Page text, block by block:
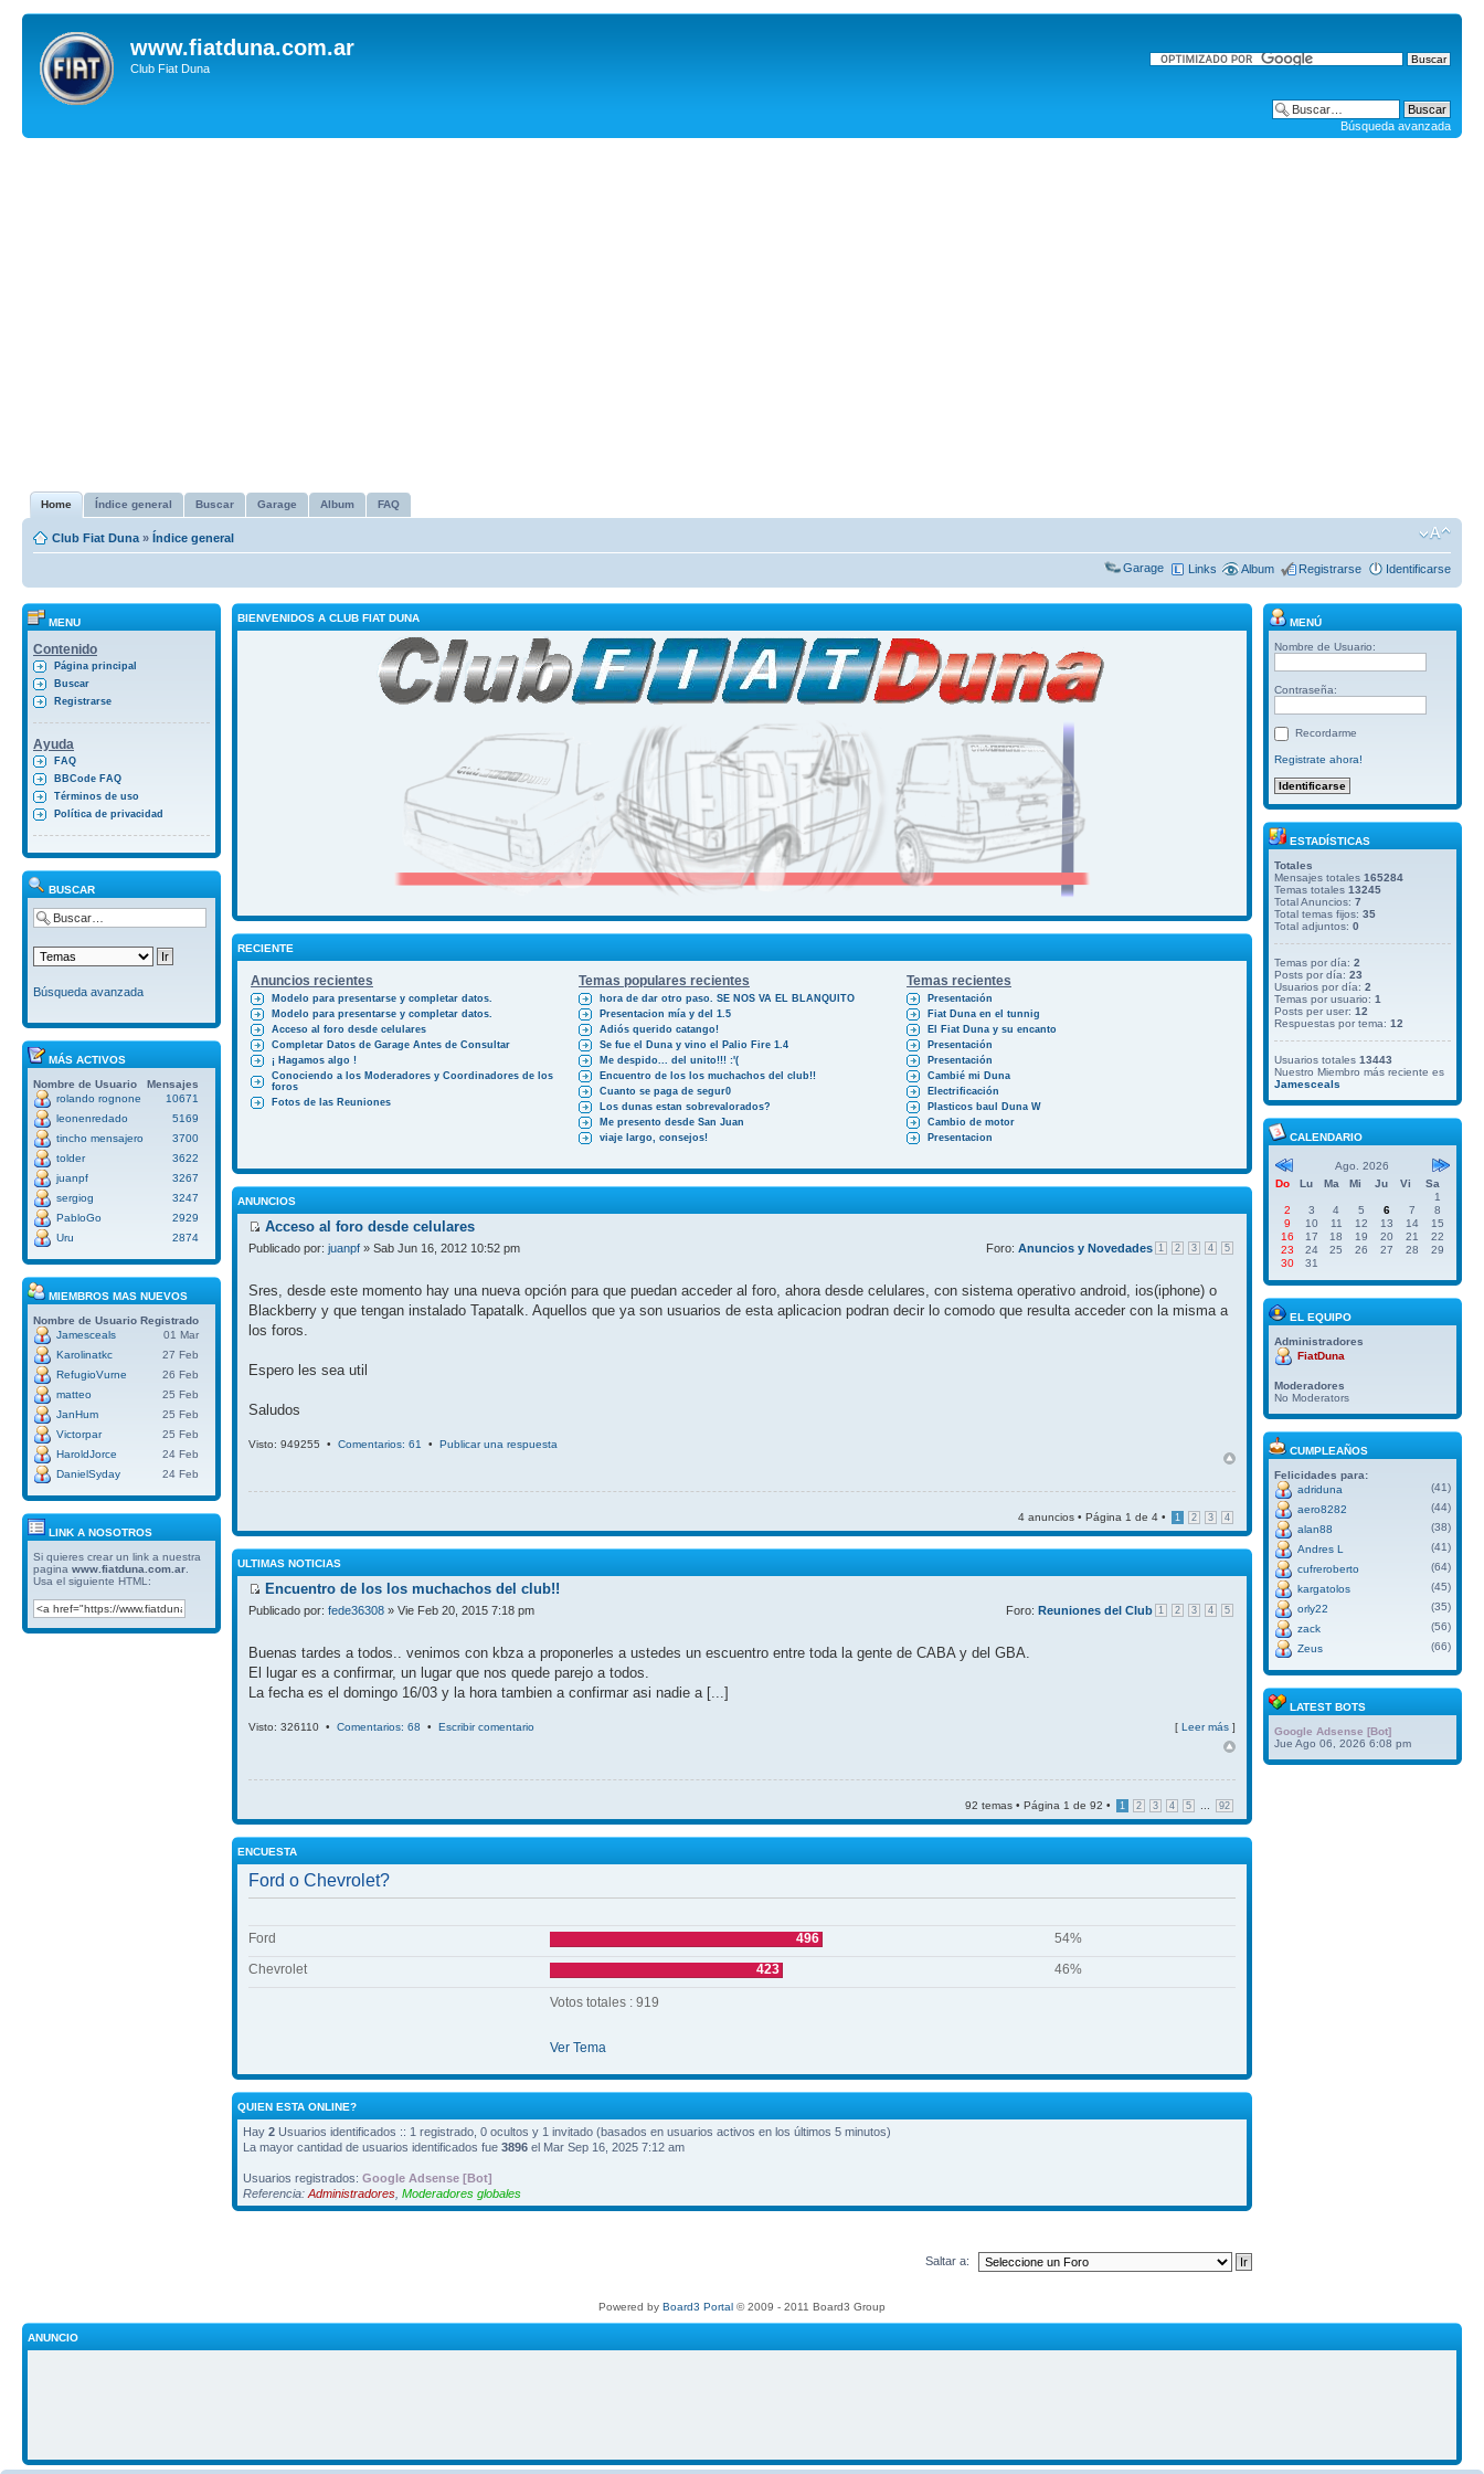
www.fiatduna.com.ar
Club Fiat Duna
Búsqueda avanzada
Home Índice general Buscar Garage Album FAQ
Club Fiat Duna » Índice general
Garage Links Album Registrarse Identificarse
MENU
Contenido
Página principal
Buscar
Registrarse
Ayuda
FAQ
BBCode FAQ
Términos de uso
Política de privacidad
BUSCAR
Búsqueda avanzada
MÁS ACTIVOS
Nombre de Usuario
Mensajes
rolando rognone
10671
leonenredado
5169
tincho mensajero
3700
tolder
3622
juanpf
3267
sergiog
3247
PabloGo
2929
Uru
2874
MIEMBROS MAS NUEVOS
Nombre de Usuario Registrado
Jamesceals
01 Mar
Karolinatkc
27 Feb
RefugioVurne
26 Feb
matteo
25 Feb
JanHum
25 Feb
Victorpar
25 Feb
HaroldJorce
24 Feb
DanielSyday
24 Feb
LINK A NOSOTROS
Si quieres crear un link a nuestra
pagina www.fiatduna.com.ar
Usa el siguiente HTML:
BIENVENIDOS A CLUB FIAT DUNA
RECIENTE
Anuncios recientes Temas populares recientes Temas recientes
Modelo para presentarse y completar datos.
Modelo para presentarse y completar datos.
Acceso al foro desde celulares
Completar Datos de Garage Antes de Consultar
¡ Hagamos algo !
Conociendo a los Moderadores y Coordinadores de los
foros
Fotos de las Reuniones
hora de dar otro paso. SE NOS VA EL BLANQUITO
Presentacion mía y del 1.5
Adiós querido catango!
Se fue el Duna y vino el Palio Fire 1.4
Me despido... del unito!!! :'(
Encuentro de los los muchachos del club!!
Cuanto se paga de segur0
Los dunas estan sobrevalorados?
Me presento desde San Juan
viaje largo, consejos!
Presentación
Fiat Duna en el tunnig
El Fiat Duna y su encanto
Presentación
Presentación
Cambié mi Duna
Electrificación
Plasticos baul Duna W
Cambio de motor
Presentacion
ANUNCIOS
Acceso al foro desde celulares
1 2 3 4 5
Publicado por: juanpf » Sab Jun 16, 2012 10:52 pm Foro: Anuncios y Novedades
Sres, desde este momento hay una nueva opción para que puedan acceder al foro, ahora desde celulares, con sistema operativo android, ios(iphone) o
Blackberry y que tengan instalado Tapatalk. Aquellos que ya son usuarios de esta aplicacion podran decir lo comodo que resulta acceder con la misma a
los foros.
Espero les sea util
Saludos
Visto: 949255 • Comentarios: 61 • Publicar una respuesta
4 anuncios • Página 1 de 4 • 1 2 3 4
ULTIMAS NOTICIAS
Encuentro de los los muchachos del club!!
1 2 3 4 5
Publicado por: fede36308 » Vie Feb 20, 2015 7:18 pm Foro: Reuniones del Club
Buenas tardes a todos.. venimos con kbza a proponerles a ustedes un escuentro entre toda la gente de CABA y del GBA.
El lugar es a confirmar, un lugar que nos quede parejo a todos.
La fecha es el domingo 16/03 y la hora tambien a confirmar asi nadie a [...]
Visto: 326110 • Comentarios: 68 • Escribir comentario [ Leer más ]
92 temas • Página 1 de 92 • 1 2 3 4 5 92
ENCUESTA
Ford o Chevrolet?
Ford 496
54%
Chevrolet
423 46%
Votos totales : 919
Ver Tema
QUIEN ESTA ONLINE?
Hay 2 Usuarios identificados :: 1 registrado, 0 ocultos y 1 invitado (basados en usuarios activos en los últimos 5 minutos)
La mayor cantidad de usuarios identificados fue 3896 el Mar Sep 16, 2025 7:12 am
Usuarios registrados: Google Adsense [Bot]
Referencia: Administradores Moderadores globales
Saltar a:
MENÚ
Nombre de Usuario:
Contraseña:
Recordarme
Registrate ahora!
ESTADÍSTICAS
Totales
Mensajes totales 165284
Temas totales 13245
Total Anuncios: 7
Total temas fijos: 35
Total adjuntos: 0
Temas por día: 2
Posts por día: 23
Usuarios por día: 2
Temas por usuario: 1
Posts per user: 12
Respuestas por tema: 12
Usuarios totales 13443
Nuestro Miembro más reciente es
Jamesceals
CALENDARIO
Ago. 2026
Do
Lu Ma Mi Ju Vi
Sa
1
2
3 4 5 6 7
8
9
10 11 12 13 14
15
16
17 18 19 20 21
22
23
24 25 26 27 28
29
30
31
EL EQUIPO
Administradores
FiatDuna
Moderadores
No Moderators
CUMPLEAÑOS
Felicidades para:
adriduna
(41)
aero8282
(44)
alan88
(38)
Andres L
(41)
cufreroberto
(64)
kargatolos
(45)
orly22
(35)
zack
(56)
Zeus
(66)
LATEST BOTS
Google Adsense [Bot]
Jue Ago 06, 2026 6:08 pm
Powered by Board3 Portal © 2009 - 2011 Board3 Group
ANUNCIO